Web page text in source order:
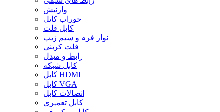
وارنیش
جوراب کابل
کابل فلت
نوار فرم و سیم زیپ
فلت کربنی
رابط و مبدل
کابل شبکه
کابل HDMI
کابل VGA
اتصالات کابل
کابل تعمیری